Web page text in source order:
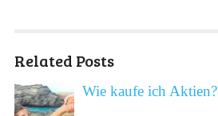
Related Posts
Wie kaufe ich Aktien?